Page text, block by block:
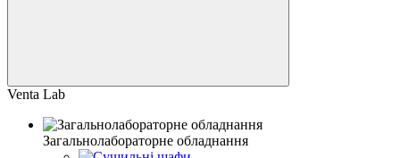
Venta Lab
Загальнолабораторне обладнання